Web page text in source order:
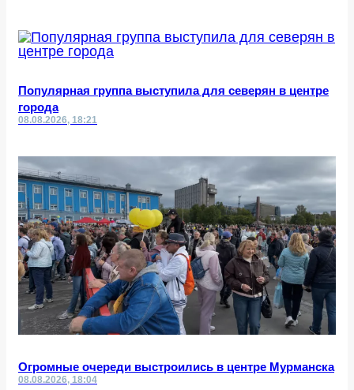
Популярная группа выступила для северян в центре
города
08.08.2026, 18:21
Огромные очереди выстроились в центре Мурманска
08.08.2026, 18:04